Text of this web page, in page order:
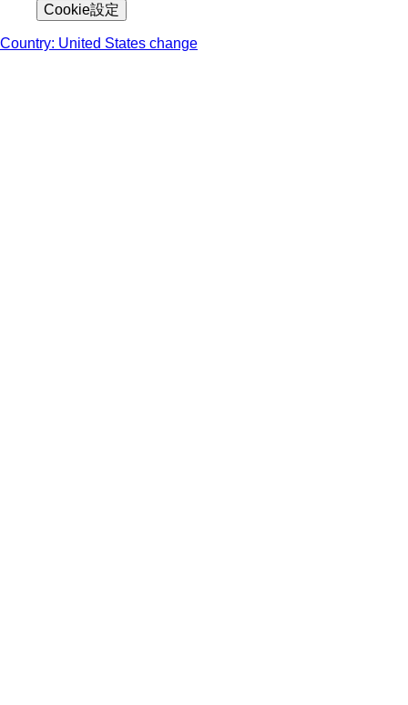
Cookie設定
Country: United States change